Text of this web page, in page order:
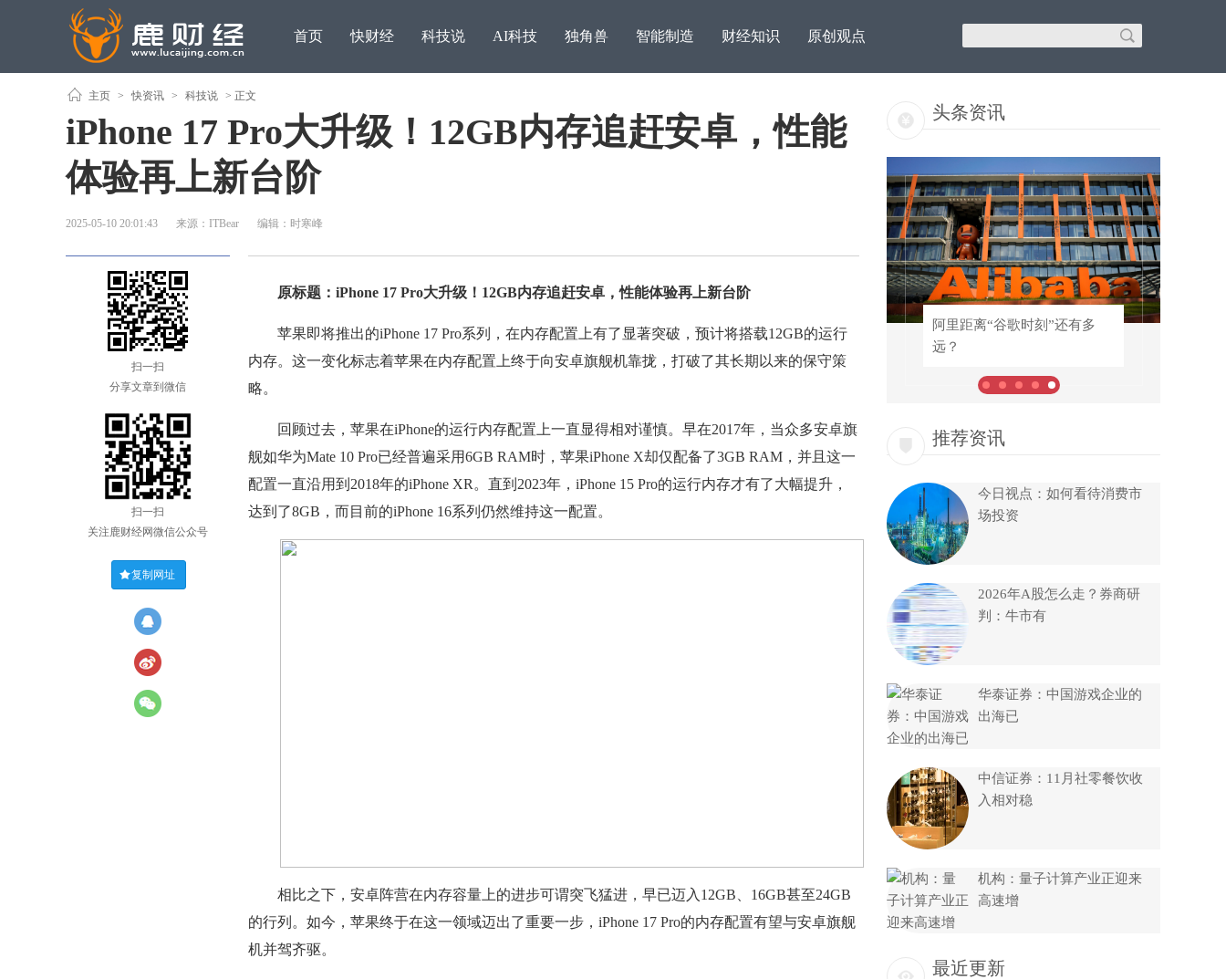
首页 快财经 科技说 AI科技 独角兽 智能制造 财经知识 原创观点
主页 > 快资讯 > 科技说 > 正文
iPhone 17 Pro大升级！12GB内存追赶安卓，性能
体验再上新台阶
2025-05-10 20:01:43 来源：ITBear 编辑：时寒峰
扫一扫
分享文章到微信
扫一扫
关注鹿财经网微信公众号
复制网址
原标题：iPhone 17 Pro大升级！12GB内存追赶安卓，性能体验再上新台阶
苹果即将推出的iPhone 17 Pro系列，在内存配置上有了显著突破，预计将搭载12GB的运行
内存。这一变化标志着苹果在内存配置上终于向安卓旗舰机靠拢，打破了其长期以来的保守策
略。
回顾过去，苹果在iPhone的运行内存配置上一直显得相对谨慎。早在2017年，当众多安卓旗
舰如华为Mate 10 Pro已经普遍采用6GB RAM时，苹果iPhone X却仅配备了3GB RAM，并且这一
配置一直沿用到2018年的iPhone XR。直到2023年，iPhone 15 Pro的运行内存才有了大幅提升，
达到了8GB，而目前的iPhone 16系列仍然维持这一配置。
相比之下，安卓阵营在内存容量上的进步可谓突飞猛进，早已迈入12GB、16GB甚至24GB
的行列。如今，苹果终于在这一领域迈出了重要一步，iPhone 17 Pro的内存配置有望与安卓旗舰
机并驾齐驱。
头条资讯
追梦之路，稳比快更重要！专
阿里距离“谷歌时刻”还有多
远？
阿里距离“谷歌时刻”还有多
远？
推荐资讯
今日视点：如何看待消费市
场投资
2026年A股怎么走？券商研
判：牛市有
华泰证券：中国游戏企业的
出海已
中信证券：11月社零餐饮收
入相对稳
机构：量子计算产业正迎来
高速增
最近更新